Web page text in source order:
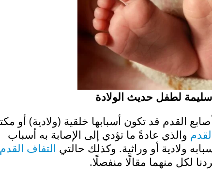
لطفل حديث الولادة
القدم قد تكون أسبابها خلقية (ولادية) أو
والذي عادةً ما تؤدي إلى الإصابة به أسباب
ولادية أو وراثية. وكذلك حالتي التفاف القدم
لكل منهما مقالًا منفصلًا.